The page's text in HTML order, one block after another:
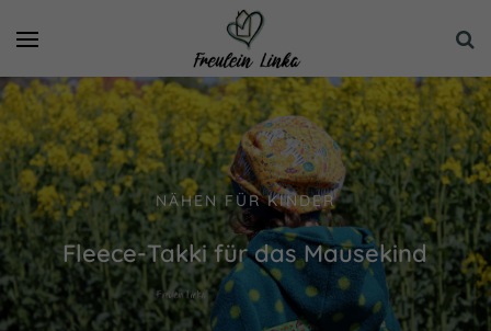
NÄHEN FÜR KINDER
Fleece-Takki für das Mausekind